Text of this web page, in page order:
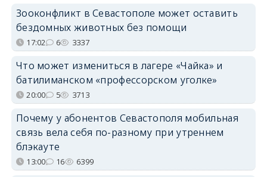
Зооконфликт в Севастополе может оставить
бездомных животных без помощи
17:02 6 3337
Что может измениться в лагере «Чайка» и
батилиманском «профессорском уголке»
20:00 5 3713
Почему у абонентов Севастополя мобильная
связь вела себя по-разному при утреннем
блэкауте
13:00 16 6399